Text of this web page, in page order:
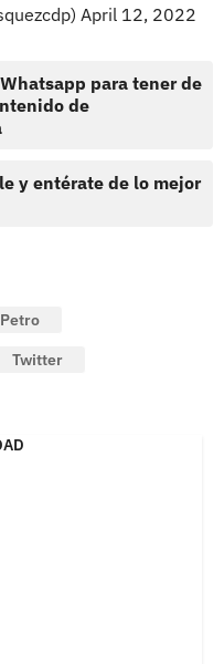
April 12, 2022
para tener de
de
y entérate de lo mejor
Twitter